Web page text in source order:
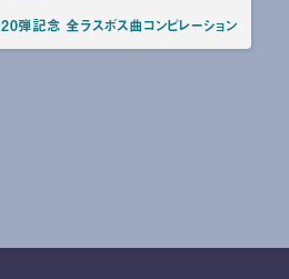
記念 全ラスボス曲コンピレーション